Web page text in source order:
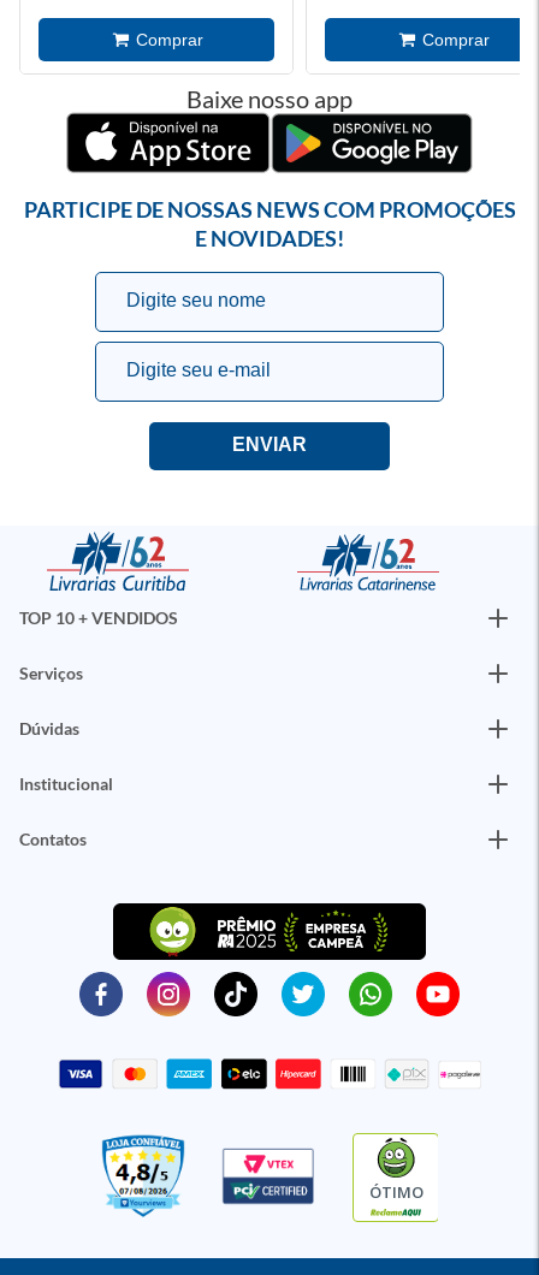
Baixe nosso app
PARTICIPE DE NOSSAS NEWS COM PROMOÇÕES
E NOVIDADES!
TOP 10 + VENDIDOS
Serviços
Dúvidas
Institucional
Contatos
ÓTIMO